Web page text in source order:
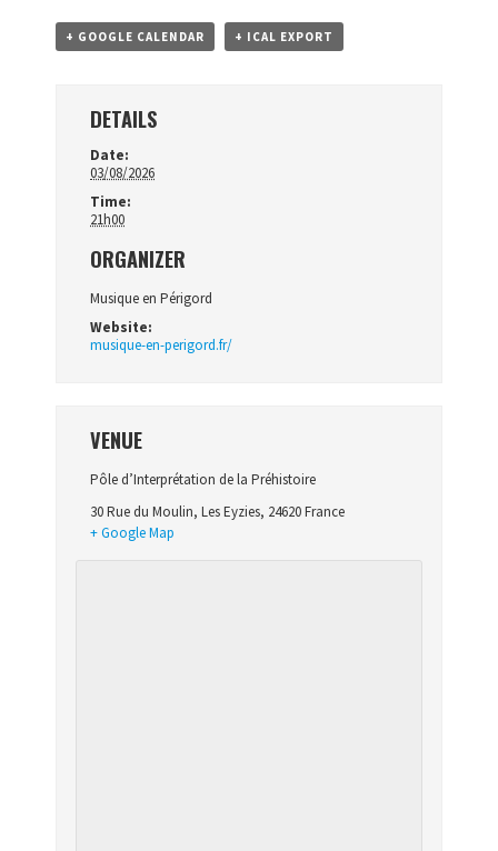
+ GOOGLE CALENDAR + ICAL EXPORT
DETAILS
Date:
03/08/2026
Time:
21h00
ORGANIZER
Musique en Périgord
Website:
musique-en-perigord.fr/
VENUE
Pôle d’Interprétation de la Préhistoire
30 Rue du Moulin, Les Eyzies, 24620France
+ Google Map